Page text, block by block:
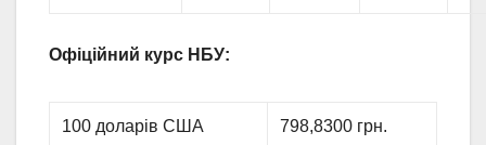
Офіційний курс НБУ:
100 доларів США
798,8300 грн.